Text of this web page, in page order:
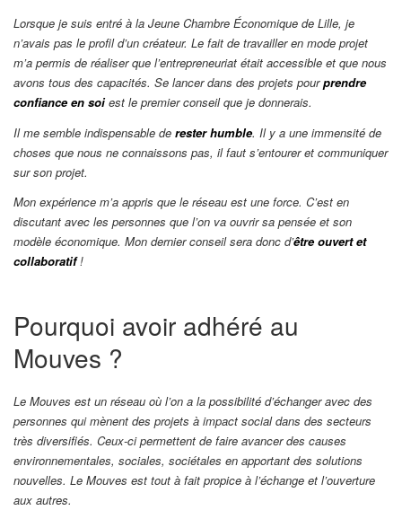
Lorsque je suis entré à la Jeune Chambre Économique de Lille, je
n’avais pas le profil d’un créateur. Le fait de travailler en mode projet
m’a permis de réaliser que l’entrepreneuriat était accessible et que nous
avons tous des capacités. Se lancer dans des projets pourprendre
confiance en soiest le premier conseil que je donnerais.
Il me semble indispensable de rester humble. Il y a une immensité de
choses que nous ne connaissons pas, il faut s’entourer et communiquer
sur son projet.
Mon expérience m’a appris que le réseau est une force. C’est en
discutant avec les personnes que l’on va ouvrir sa pensée et son
modèle économique. Mon dernier conseil sera donc d’être ouvert et
collaboratif!
Pourquoi avoir adhéré au
Mouves ?
Le Mouves est un réseau où l’on a la possibilité d’échanger avec des
personnes qui mènent des projets à impact social dans des secteurs
très diversifiés. Ceux-ci permettent de faire avancer des causes
environnementales, sociales, sociétales en apportant des solutions
nouvelles. Le Mouves est tout à fait propice à l’échange et l’ouverture
aux autres.